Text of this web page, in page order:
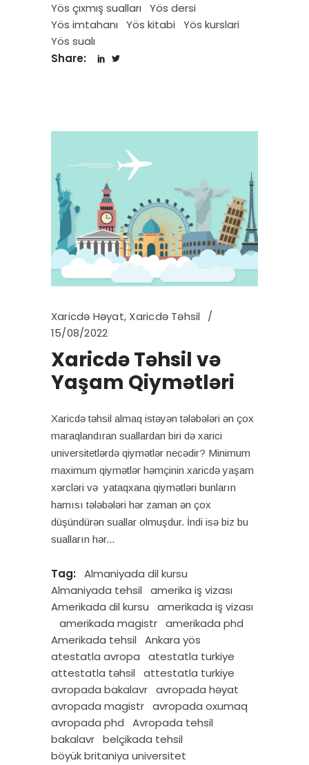
Yös çıxmış sualları
Yös dersi
Yös imtahanı
Yös kitabi
Yös kurslari
Yös sualı
Share:
Xaricdə Həyat, Xaricdə Təhsil
15/08/2022
Xaricdə Təhsil və
Yaşam Qiymətləri
Xaricdə təhsil almaq istəyən tələbələri ən çox
maraqlandıran suallardan biri də xarici
universitetlərdə qiymətlər necədir? Minimum
maximum qiymətlər həmçinin xaricdə yaşam
xərcləri və yataqxana qiymətləri bunların
hamısı tələbələri hər zaman ən çox
düşündürən suallar olmuşdur. İndi isə biz bu
sualların hər
Tag:
Almaniyada dil kursu
Almaniyada tehsil
amerika iş vizası
Amerikada dil kursu
amerikada iş vizası
amerikada magistr amerikada phd
Amerikada tehsil
Ankara yös
atestatla avropa
atestatla turkiye
attestatla təhsil
attestatla turkiye
avropada bakalavr avropada həyat
avropada magistr avropada oxumaq
avropada phd
Avropada tehsil
bakalavr belçikada tehsil
böyük britaniya universitet